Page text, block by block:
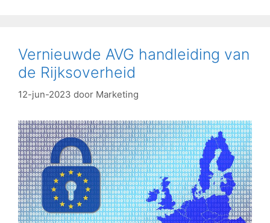
Vernieuwde AVG handleiding van
de Rijksoverheid
12-jun-2023 door Marketing